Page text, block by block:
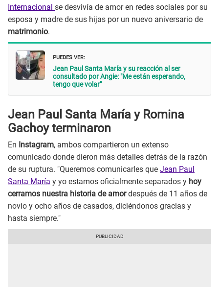
Internacional se desvivía de amor en redes sociales por su
esposa y madre de sus hijas por un nuevo aniversario de
matrimonio.
PUEDES VER:
Jean Paul Santa María y su reacción al ser
consultado por Angie: "Me están esperando,
tengo que volar"
Jean Paul Santa María y Romina
Gachoy terminaron
En Instagram, ambos compartieron un extenso
comunicado donde dieron más detalles detrás de la razón
de su ruptura. "Queremos comunicarles que Jean Paul
Santa María y yo estamos oficialmente separados y hoy
cerramos nuestra historia de amordespués de 11 años de
novio y ocho años de casados, diciéndonos gracias y
hasta siempre."